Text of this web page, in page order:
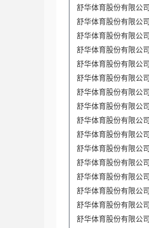
舒华体育股份有限公司
舒华体育股份有限公司
舒华体育股份有限公司
舒华体育股份有限公司
舒华体育股份有限公司
舒华体育股份有限公司
舒华体育股份有限公司
舒华体育股份有限公司
舒华体育股份有限公司
舒华体育股份有限公司
舒华体育股份有限公司
舒华体育股份有限公司
舒华体育股份有限公司
舒华体育股份有限公司
舒华体育股份有限公司
舒华体育股份有限公司